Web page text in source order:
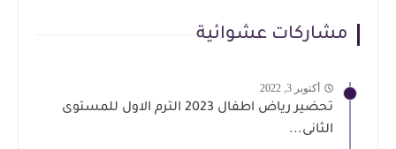
مشاركات عشوائية
أكتوبر 3, 2022
تحضير رياض اطفال 2023 الترم الاول للمستوى
الثانى...